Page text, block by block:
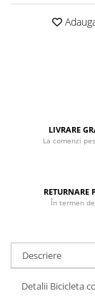
MemoRace
MillaMinis
Pilsan
LIVRARE
La comenzi
RETURNARE
În termen
Descriere
Detalii Bicicleta